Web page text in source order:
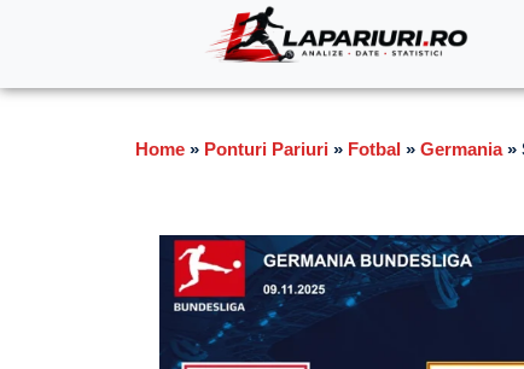
Home » Ponturi Pariuri » Fotbal » Germania»